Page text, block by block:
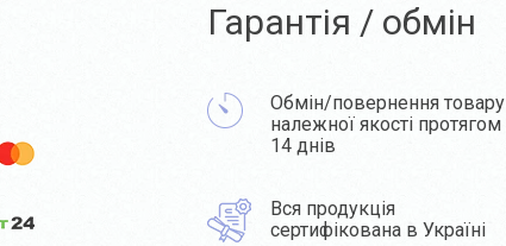
Гарантія / обмін
Обмін/повернення товару
належної якості протягом
14 днів
Вся продукція
сертифікована в Україні